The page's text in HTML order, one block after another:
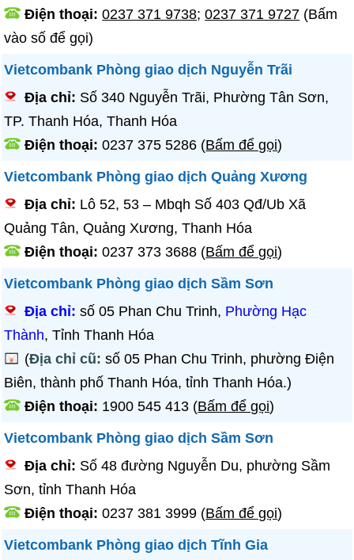
Điện thoại:0237 371 9738;0237 371 9727 (Bấm
vào số để gọi)
Vietcombank Phòng giao dịch Nguyễn Trãi
Địa chỉ: Số 340 Nguyễn Trãi, Phường Tân Sơn,
TP. Thanh Hóa, Thanh Hóa
Điện thoại:0237 375 5286 (Bấm để gọi)
Vietcombank Phòng giao dịch Quảng Xương
Địa chỉ: Lô 52, 53 – Mbqh Số 403 Qđ/Ub Xã
Quảng Tân, Quảng Xương, Thanh Hóa
Điện thoại:0237 373 3688 (Bấm để gọi)
Vietcombank Phòng giao dịch Sầm Sơn
Địa chỉ:số 05 Phan Chu Trinh, Phường Hạc
Thành, Tỉnh Thanh Hóa
(Địa chỉ cũ:số 05 Phan Chu Trinh, phường Điện
Biên, thành phố Thanh Hóa, tỉnh Thanh Hóa.)
Điện thoại: 1900 545 413 (Bấm để gọi)
Vietcombank Phòng giao dịch Sầm Sơn
Địa chỉ: Số 48 đường Nguyễn Du, phường Sầm
Sơn, tỉnh Thanh Hóa
Điện thoại:0237 381 3999 (Bấm để gọi)
Vietcombank Phòng giao dịch Tĩnh Gia